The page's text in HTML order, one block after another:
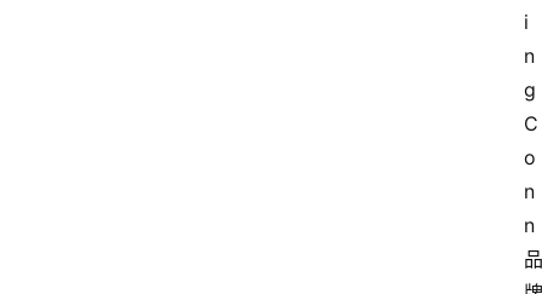
i
n
g
C
o
n
n
品